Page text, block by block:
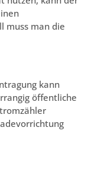
muss man die
kann
öffentliche